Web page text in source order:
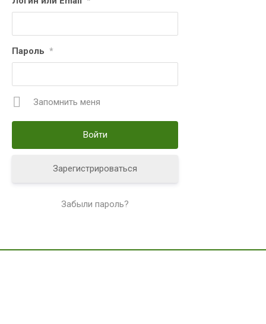
Пароль *
Запомнить меня
Зарегистрироваться
Забыли пароль?